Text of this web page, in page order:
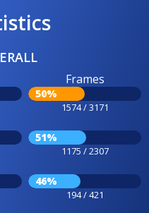
Frames
50%
1574 / 3171
51%
1175 / 2307
46%
194 / 421